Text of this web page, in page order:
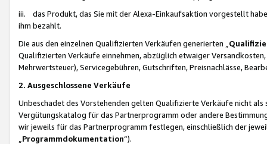
iii. das Produkt, das Sie mit der Alexa-Einkaufsaktion vorgestellt
ihm bezahlt.
Die aus den einzelnen Qualifizierten Verkäufen generierten „
Qualifizierten Verkäufe einnehmen, abzüglich etwaiger
Mehrwertsteuer), Servicegebühren, Gutschriften, Preisnachlässe,
2. Ausgeschlossene Verkäufe
Unbeschadet des Vorstehenden gelten Qualifizierte Verkäufe nicht
Vergütungskatalog für das Partnerprogramm oder andere
wir jeweils für das Partnerprogramm festlegen, einschließlich der
Programmdokumentation“).